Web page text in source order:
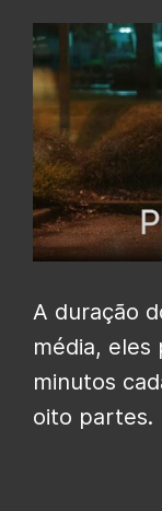
A duração
média,
minutos
oito partes.